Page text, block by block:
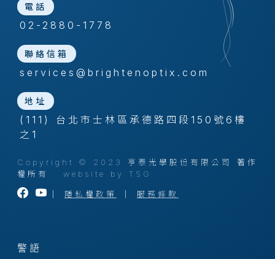
電話
02-2880-1778
聯絡信箱
services@brightenoptix.com
地址
(111) 台北市士林區承德路四段150號6樓
之1
Copyright © 2023 亨泰光學股份有限公司 著作
權所有 website by TSG
隱私權政策 服務條款
警語